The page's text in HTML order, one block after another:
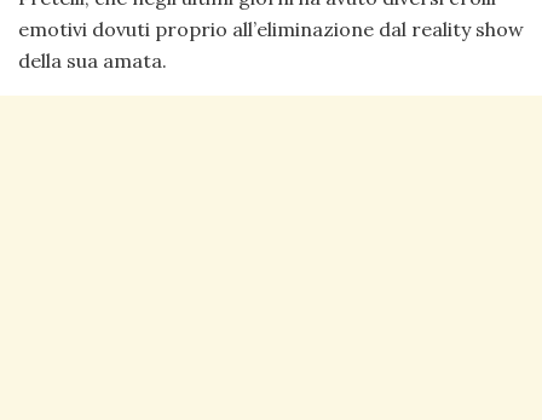
emotivi dovuti proprio all’eliminazione dal reality show
della sua amata.